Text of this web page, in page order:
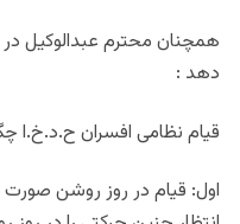
دهد :
قیام نظامی افسران ح.د.خ.ا
اول: قیام در روز روشن